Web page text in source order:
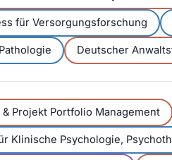
für Versorgungsforschung
Deutscher
Projekt Portfolio Management
Klinische Psychologie,